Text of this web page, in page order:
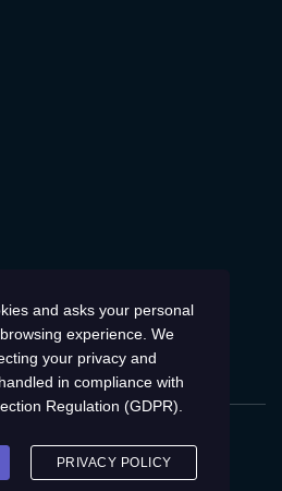
YouTube
Υποκειμένου των
and asks your personal
experience. We
your privacy and
in compliance with
Regulation (GDPR)
PRIVACY POLICY